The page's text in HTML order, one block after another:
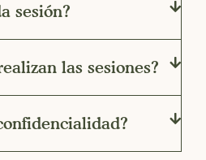
sesión?
las sesiones?